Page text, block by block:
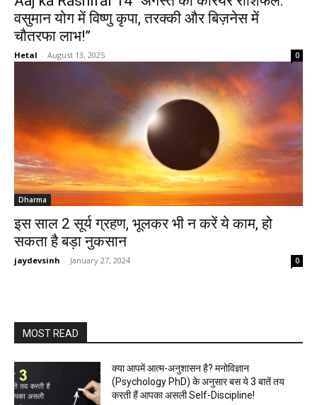
वसुमान योग में विष्णु कृपा, तरक्की और बिज़नेस में
चौतरफा लाभ!”
Hetal - August 13, 2025 0
Dharma
इस साल 2 सूर्य ग्रहण, भूलकर भी न करें ये काम, हो
सकता है बड़ा नुकसान
jaydevsinh - January 27, 2024 0
MOST READ
क्या आपमें आत्म-अनुशासन है? मनोविज्ञान
(Psychology PhD) के अनुसार बस ये 3 बातें तय
करती हैं आपका असली Self-Discipline!